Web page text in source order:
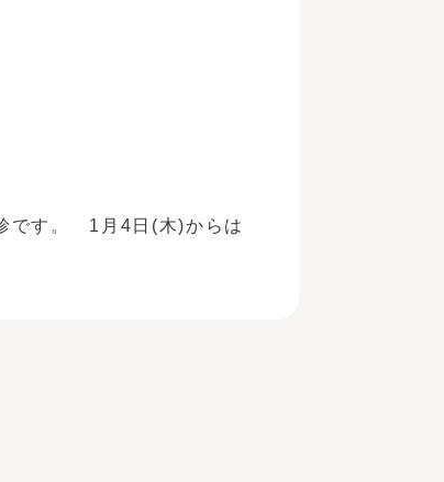
です。 1月4日(木)からは